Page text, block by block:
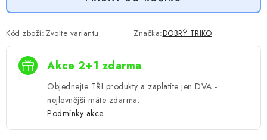
Kód zboží: Zvolte variantu Značka:DOBRÝ TRIKO
Akce 2+1 zdarma
Objednejte TŘI produkty a zaplatíte jen DVA -
nejlevnější máte zdarma.
Podmínky akce